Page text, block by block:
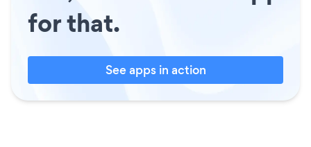
for that.
See apps in action